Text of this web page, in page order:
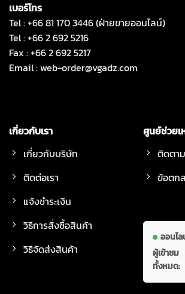
เบอร์โทร
Tel : +66 81 170 3446 (ฝ่ายขายออนไลน์)
Tel : +66 2 692 5216
Fax : +66 2 692 5217
Email :web-order@vgadz.com
เกี่ยวกับเรา
เกี่ยวกับบริษัท
ติดต่อเรา
แจ้งชำระเงิน
วิธีการสั่งซื้อสินค้า
วิธีจัดส่งสินค้า
ศูนย์ช่วยเ
ติดตา
ข้อตก
ออนไ
ผู้เข้าชม
ทั้งหมด: